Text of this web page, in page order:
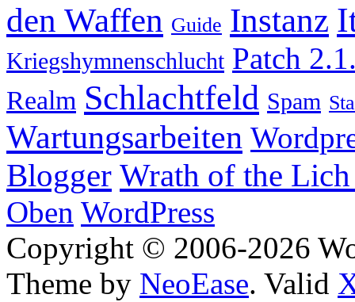
den Waffen Guide Instanz
Kriegshymnenschlucht Patch
Realm Schlachtfeld Spam
Wartungsarbeiten
Blogger Wrath of the
Oben WordPress
Copyright © 2006-2026
Theme by NeoEase. Valid